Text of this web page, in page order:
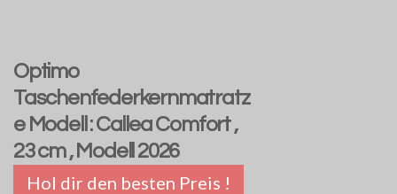
Optimo
Taschenfederkernmatratz
e Modell : Callea Comfort ,
23 cm , Modell 2026
Hol dir den besten Preis !